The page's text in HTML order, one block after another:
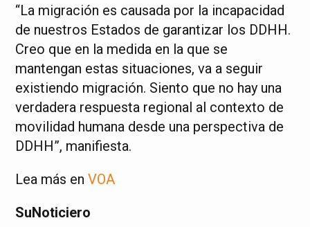
“La migración es causada por la incapacidad
de nuestros Estados de garantizar los DDHH.
Creo que en la medida en la que se
mantengan estas situaciones, va a seguir
existiendo migración. Siento que no hay una
verdadera respuesta regional al contexto de
movilidad humana desde una perspectiva de
DDHH”, manifiesta.
Lea más enVOA
SuNoticiero